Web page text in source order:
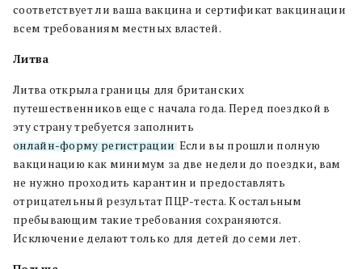
соответствует ли ваша вакцина и сертификат вакцинации
всем требованиям местных властей.
Литва
Литва открыла границы для британских
путешественников еще с начала года. Перед поездкой в
эту страну требуется заполнить
онлайн-форму регистрации. Если вы прошли полную
вакцинацию как минимум за две недели до поездки, вам
не нужно проходить карантин и предоставлять
отрицательный результат ПЦР-теста. К остальным
пребывающим такие требования сохраняются.
Исключение делают только для детей до семи лет.